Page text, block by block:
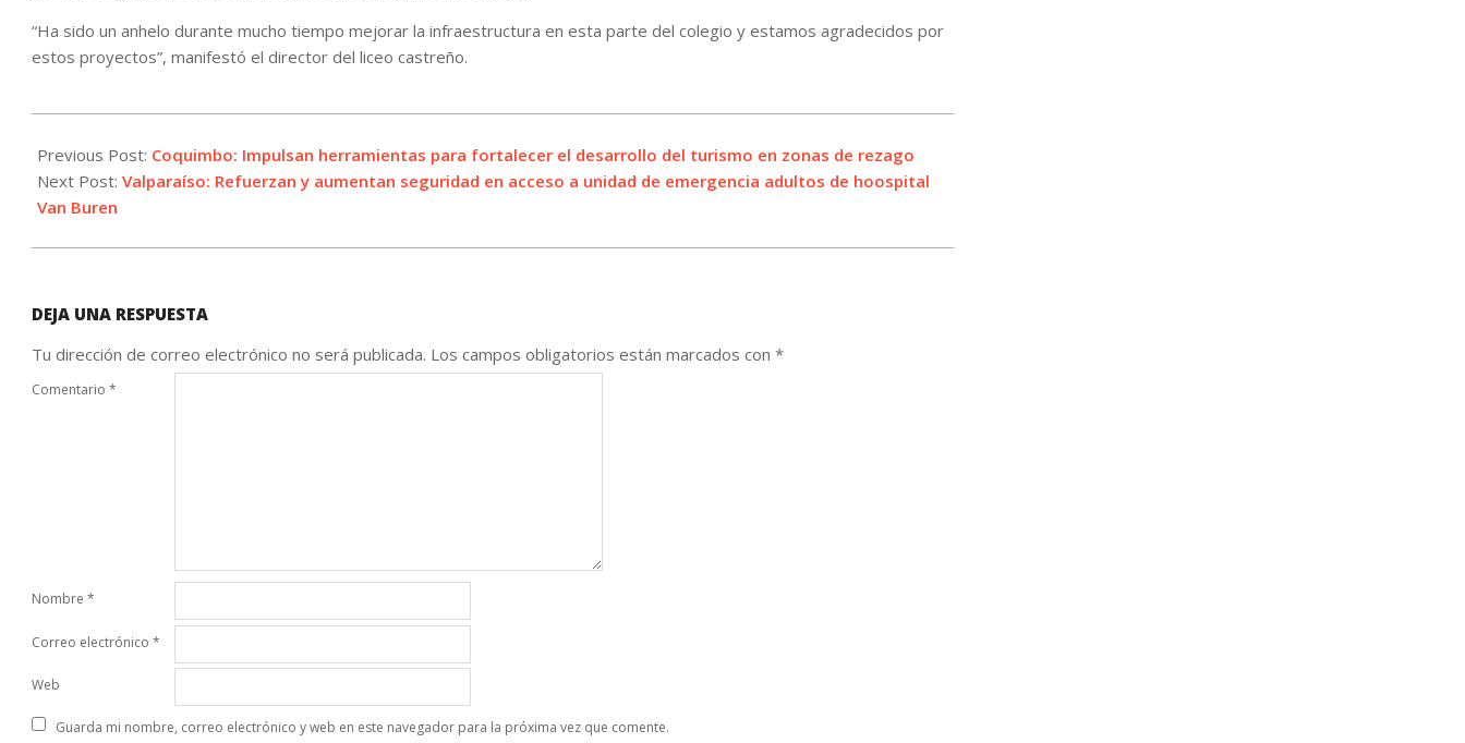
“Ha sido un anhelo durante mucho tiempo mejorar la infraestructura en esta parte del colegio y estamos agradecidos por
estos proyectos”, manifestó el director del liceo castreño.
04-
09
Previous Post: Coquimbo: Impulsan herramientas para fortalecer el desarrollo del turismo en zonas de rezago
Next Post: Valparaíso: Refuerzan y aumentan seguridad en acceso a unidad de emergencia adultos de hoospital
Van Buren
DEJA UNA RESPUESTA
Tu dirección de correo electrónico no será publicada. Los campos obligatorios están marcados con *
Comentario *
Nombre *
Correo electrónico *
Web
Guarda mi nombre, correo electrónico y web en este navegador para la próxima vez que comente.